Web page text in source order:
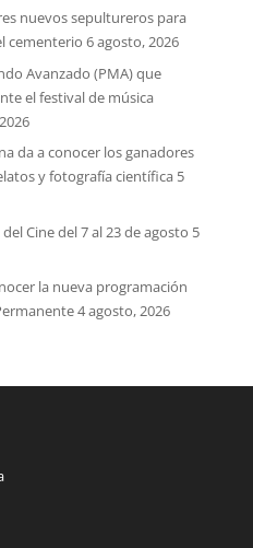
nuevos sepultureros para
cementerio 6 agosto, 2026
Avanzado (PMA) que
el festival de música
da a conocer los ganadores
y fotografía científica 5
Cine del 7 al 23 de agosto 5
la nueva programación
4 agosto, 2026